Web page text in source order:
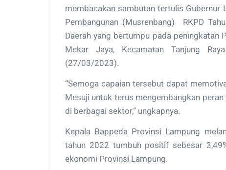
membacakan sambutan tertulis Gubernur
Pembangunan (Musrenbang) RKPD
Daerah yang bertumpu pada peningkatan
Mekar Jaya, Kecamatan Tanjung
(27/03/2023).
“Semoga capaian tersebut dapat
Mesuji untuk terus mengembangkan
di berbagai sektor,” ungkapnya.
Kepala Bappeda Provinsi Lampung
tahun 2022 tumbuh positif sebesar
ekonomi Provinsi Lampung.